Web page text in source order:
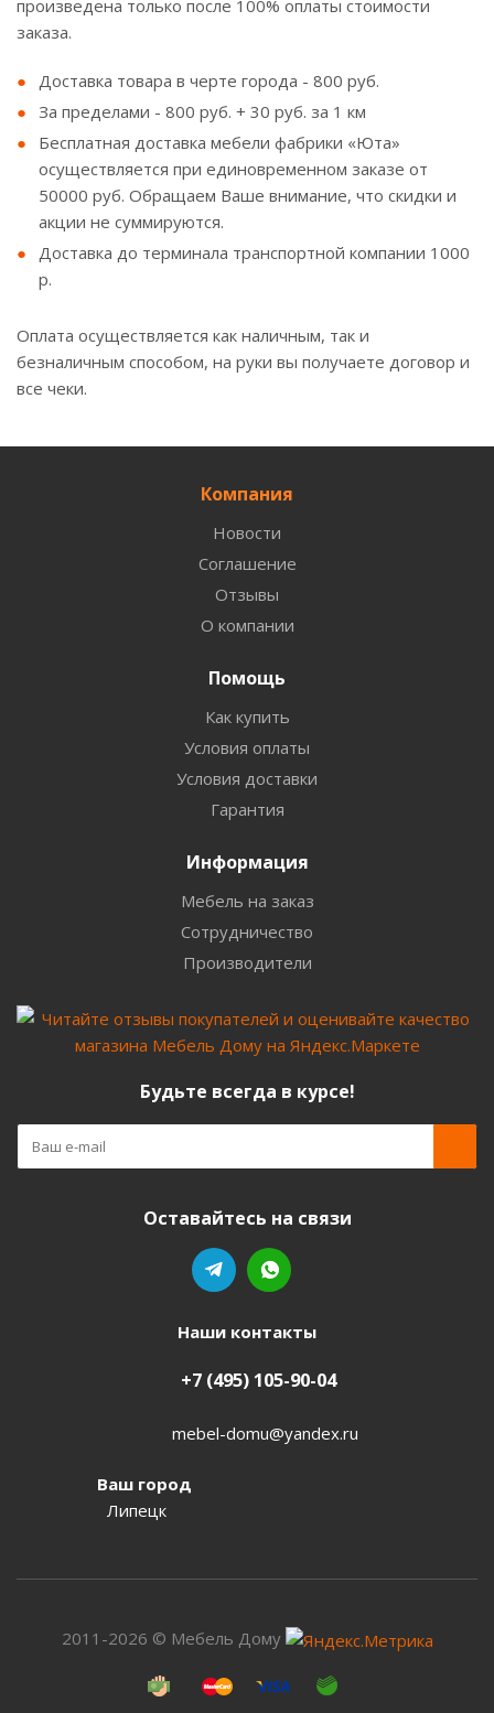
произведена только после 100% оплаты стоимости
заказа.
Доставка товара в черте города - 800 руб.
За пределами - 800 руб. + 30 руб. за 1 км
Бесплатная доставка мебели фабрики «Юта»
осуществляется при единовременном заказе от
50000 руб. Обращаем Ваше внимание, что скидки и
акции не суммируются.
Доставка до терминала транспортной компании 1000
р.
Оплата осуществляется как наличным, так и
безналичным способом, на руки вы получаете договор и
все чеки.
Компания
Новости
Соглашение
Отзывы
О компании
Помощь
Как купить
Условия оплаты
Условия доставки
Гарантия
Информация
Мебель на заказ
Сотрудничество
Производители
Будьте всегда в курсе!
Оставайтесь на связи
Наши контакты
+7 (495) 105-90-04
mebel-domu@yandex.ru
Ваш город
Липецк
2011-2026 © Мебель Дому